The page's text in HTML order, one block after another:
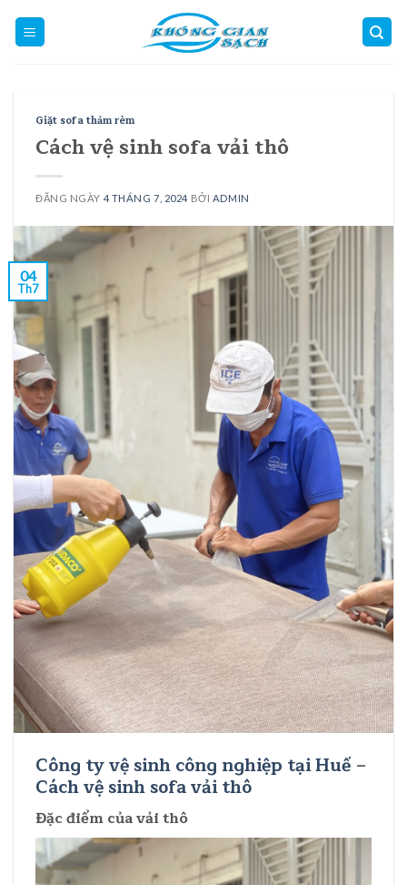
Giặt sofa thảm rèm
Cách vệ sinh sofa vải thô
ĐĂNG NGÀY 4 THÁNG 7, 2024 BỞI ADMIN
04
Th7
Công ty vệ sinh công nghiệp tại Huế–
Cách vệ sinh sofa vải thô
Đặc điểm của vải thô